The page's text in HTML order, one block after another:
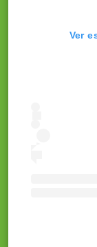
Ver